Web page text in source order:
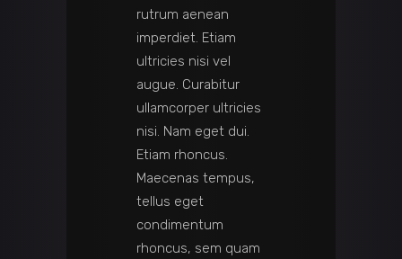
rutrum aenean
imperdiet. Etiam
ultricies nisi vel
augue. Curabitur
ullamcorper ultricies
nisi. Nam eget dui.
Etiam rhoncus.
Maecenas tempus,
tellus eget
condimentum
rhoncus, sem quam